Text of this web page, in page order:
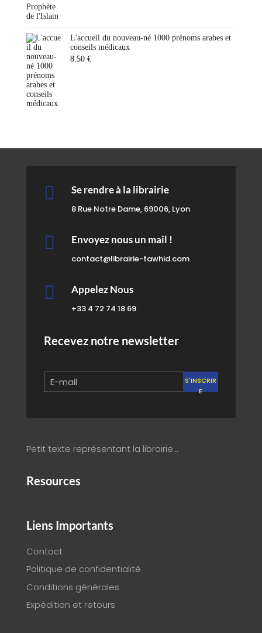
L'accueil du nouveau-né 1000 prénoms arabes et
conseils médicaux
8.50 €
 Se rendre à la librairie
8 Rue Notre Dame, 69006, Lyon
 Envoyez nous un mail !
contact@librairie-tawhid.com
 Appelez Nous
+33 4 72 74 18 69
Recevez notre newsletter
S'INSCRIR
E
Petit texte représentant la librairie…
Resources
Liens Importants
Contact
Politique de confidentialité
Conditions générales
Expédition et retours